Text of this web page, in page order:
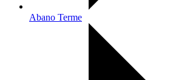
Abano Terme